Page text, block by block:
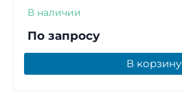
В наличии
По запросу
В корзину